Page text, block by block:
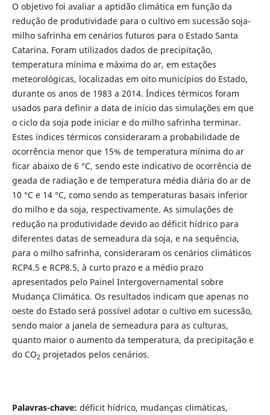
O objetivo foi avaliar a aptidão climática em função da
redução de produtividade para o cultivo em sucessão soja-
milho safrinha em cenários futuros para o Estado Santa
Catarina. Foram utilizados dados de precipitação,
temperatura mínima e máxima do ar, em estações
meteorológicas, localizadas em oito municípios do Estado,
durante os anos de 1983 a 2014. Índices térmicos foram
usados para definir a data de início das simulações em que
o ciclo da soja pode iniciar e do milho safrinha terminar.
Estes índices térmicos consideraram a probabilidade de
ocorrência menor que 15% de temperatura mínima do ar
ficar abaixo de 6 °C, sendo este indicativo de ocorrência de
geada de radiação e de temperatura média diária do ar de
10 °C e 14 °C, como sendo as temperaturas basais inferior
do milho e da soja, respectivamente. As simulações de
redução na produtividade devido ao déficit hídrico para
diferentes datas de semeadura da soja, e na sequência,
para o milho safrinha, consideraram os cenários climáticos
RCP4.5 e RCP8.5, à curto prazo e a médio prazo
apresentados pelo Painel Intergovernamental sobre
Mudança Climática. Os resultados indicam que apenas no
oeste do Estado será possível adotar o cultivo em sucessão,
sendo maior a janela de semeadura para as culturas,
quanto maior o aumento da temperatura, da precipitação e
do CO2 projetados pelos cenários.
Palavras-chave: déficit hídrico, mudanças climáticas,